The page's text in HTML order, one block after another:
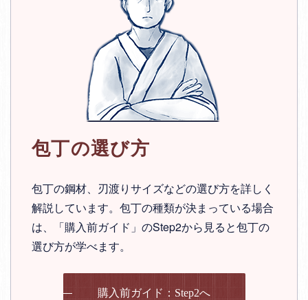
包丁の選び方
包丁の鋼材、刃渡りサイズなどの選び方を詳しく
解説しています。包丁の種類が決まっている場合
は、「購入前ガイド」のStep2から見ると包丁の
選び方が学べます。
購入前ガイド：Step2へ